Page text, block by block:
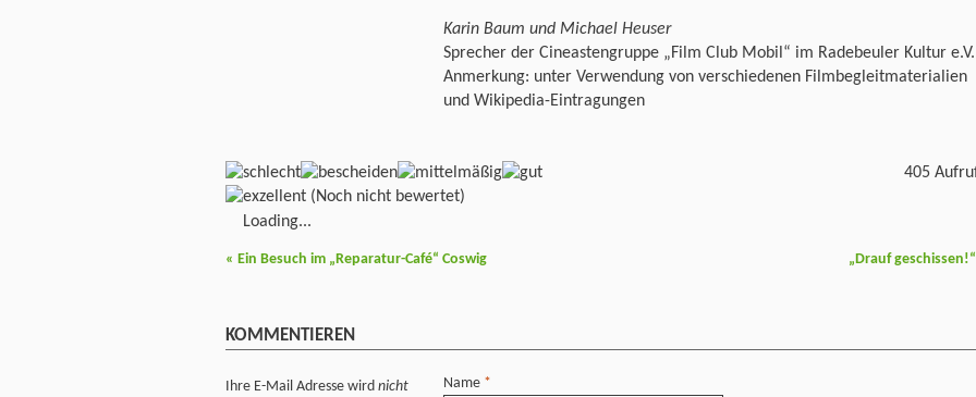
Karin Baum und Michael Heuser
Sprecher der Cineastengruppe „Film Club Mobil“ im Radebeuler Kultur e.V.
Anmerkung: unter Verwendung von verschiedenen Filmbegleitmaterialien
und Wikipedia-Eintragungen
(Noch nicht bewertet)
Loading...
405
« Ein Besuch im „Reparatur-Café“ Coswig „Drauf geschissen!“
KOMMENTIEREN
Ihre E-Mail Adresse wird nicht
Name *